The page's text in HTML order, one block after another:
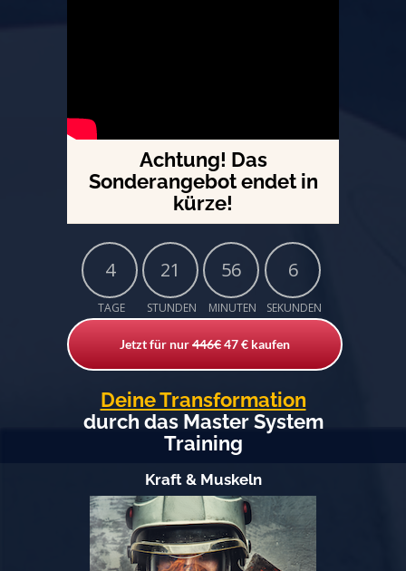
Achtung! Das
Sonderangebot endet in
kürze!
4
TAGE
21
STUNDEN
56
MINUTEN
4
SEKUNDEN
Jetzt für nur446€47 € kaufen
Deine Transformation
durch das Master System
Training
Kraft & Muskeln